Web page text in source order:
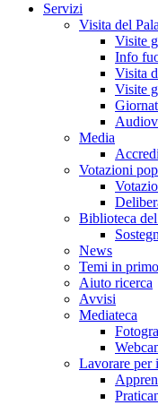
Servizi
Visita del
Visite
Info
Visita
Visite
Media
Votazioni
Biblioteca
News
Temi in
Aiuto ricerca
Avvisi
Mediateca
Lavorare per